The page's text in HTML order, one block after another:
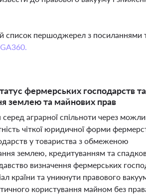
список першоджерел з посиланнями
фермерських господарств та
землею та майнових прав
аграрної спільноти через
чіткої юридичної форми
у товариства з обмеженою
землею, кредитуванням та
визначення фермерських
країни та уникнути правового
користування майном без